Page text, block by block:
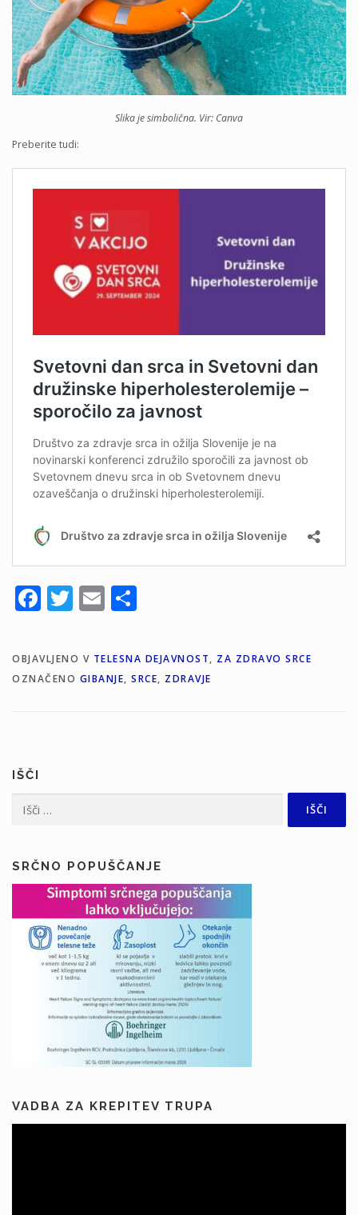
Slika je simbolična. Vir: Canva
Preberite tudi:
Facebook
Twitter
Email
OBJAVLJENO V TELESNA DEJAVNOST, ZA ZDRAVO SRCE
OZNAČENO GIBANJE, SRCE, ZDRAVJE
IŠČI
SRČNO POPUŠČANJE
VADBA ZA KREPITEV TRUPA